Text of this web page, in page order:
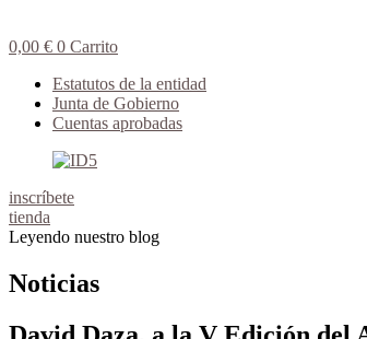
0,00 € 0 Carrito
Estatutos de la entidad
Junta de Gobierno
Cuentas aprobadas
inscríbete
tienda
Leyendo nuestro blog
Noticias